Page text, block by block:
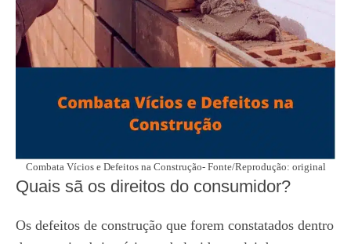
Combata Vícios e Defeitos na Construção- Fonte/Reprodução: original
Quais sã os direitos do consumidor?
Os defeitos de construção que forem constatados dentro